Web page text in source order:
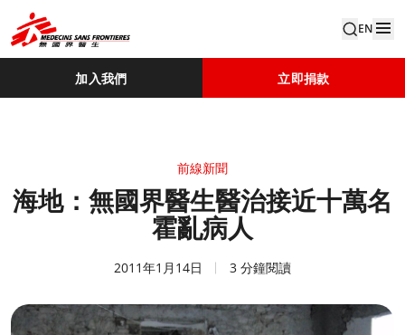
EN
加入我們 立即捐款
前線新聞
海地：無國界醫生醫治接近十萬名
霍亂病人
2011年1月14日 3 分鐘閱讀